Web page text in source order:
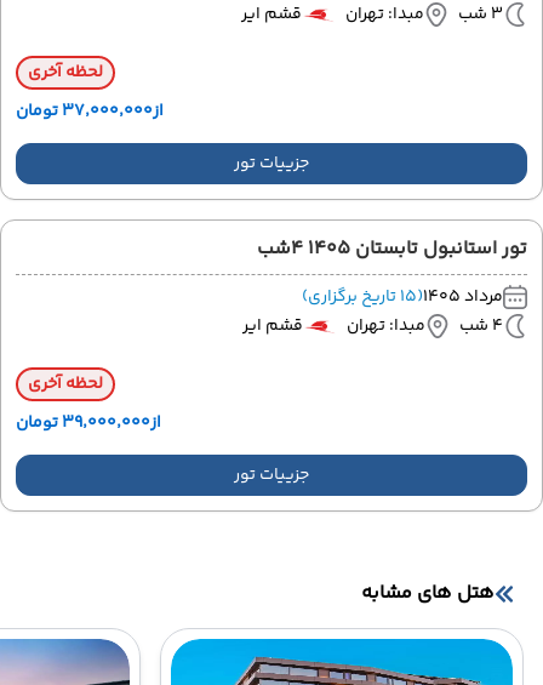
3 شب
مبدا: تهران قشم ایر
لحظه آخری
از۳۷٬۰۰۰٬۰۰۰ تومان
جزییات تور
تور استانبول تابستان 1405 4شب
مرداد 1405
(15 تاریخ برگزاری)
4 شب
مبدا: تهران قشم ایر
لحظه آخری
از۳۹٬۰۰۰٬۰۰۰ تومان
جزییات تور
هتل های مشابه